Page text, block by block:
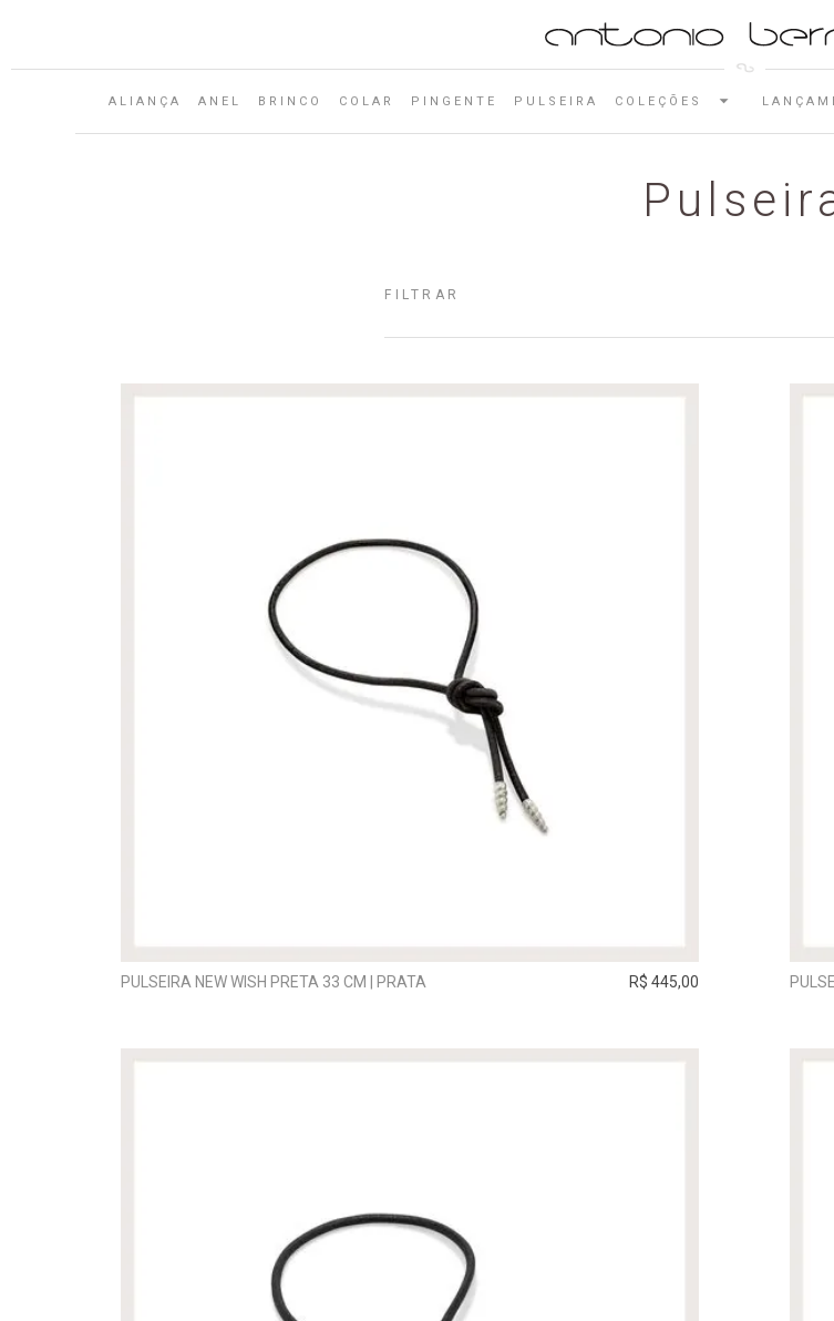
ALIANÇA ANEL BRINCO COLAR PINGENTE PULSEIRA COLEÇÕES
FILTRAR
PULSEIRA NEW WISH PRETA 33 CM | PRATA R$ 445,00